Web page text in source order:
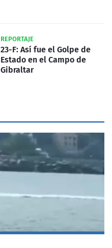
REPORTAJE
23-F: Así fue el Golpe de
Estado en el Campo de
Gibraltar